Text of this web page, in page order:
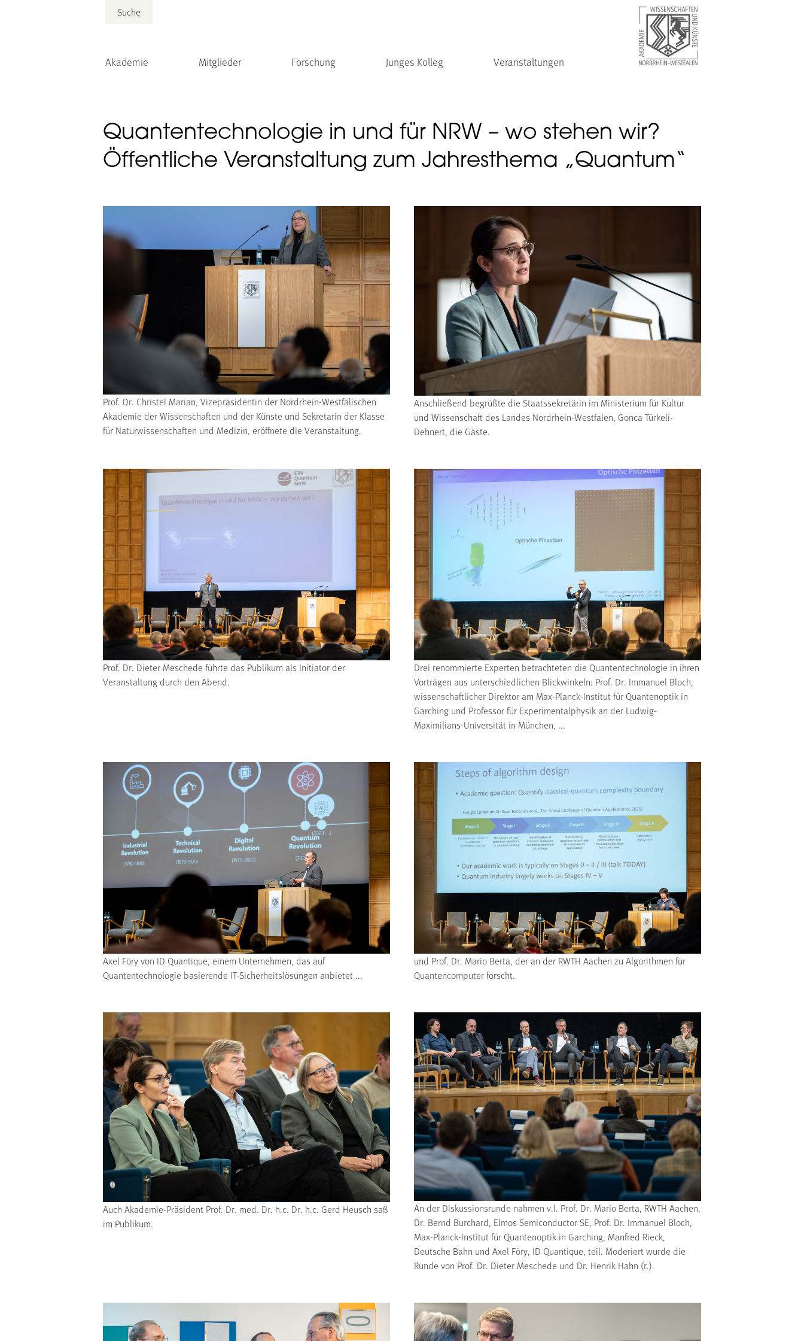
Suche
Akademie Mitglieder Forschung Junges Kolleg Veranstaltungen
Quantentechnologie in und für NRW – wo stehen wir?
Öffentliche Veranstaltung zum Jahresthema „Quantum“
Prof. Dr. Christel Marian, Vizepräsidentin der Nordrhein-Westfälischen
Akademie der Wissenschaften und der Künste und Sekretarin der Klasse
für Naturwissenschaften und Medizin, eröffnete die Veranstaltung.
Anschließend begrüßte die Staatssekretärin im Ministerium für Kultur
und Wissenschaft des Landes Nordrhein-Westfalen, Gonca Türkeli-
Dehnert, die Gäste.
Prof. Dr. Dieter Meschede führte das Publikum als Initiator der
Veranstaltung durch den Abend.
Drei renommierte Experten betrachteten die Quantentechnologie in ihren
Vorträgen aus unterschiedlichen Blickwinkeln: Prof. Dr. Immanuel Bloch,
wissenschaftlicher Direktor am Max-Planck-Institut für Quantenoptik in
Garching und Professor für Experimentalphysik an der Ludwig-
Maximilians-Universität in München, ...
Axel Föry von ID Quantique, einem Unternehmen, das auf
Quantentechnologie basierende IT-Sicherheitslösungen anbietet ...
und Prof. Dr. Mario Berta, der an der RWTH Aachen zu Algorithmen für
Quantencomputer forscht.
Auch Akademie-Präsident Prof. Dr. med. Dr. h.c. Dr. h.c. Gerd Heusch saß
im Publikum.
An der Diskussionsrunde nahmen v.l. Prof. Dr. Mario Berta, RWTH Aachen,
Dr. Bernd Burchard, Elmos Semiconductor SE, Prof. Dr. Immanuel Bloch,
Max-Planck-Institut für Quantenoptik in Garching, Manfred Rieck,
Deutsche Bahn und Axel Föry, ID Quantique, teil. Moderiert wurde die
Runde von Prof. Dr. Dieter Meschede und Dr. Henrik Hahn (r.).